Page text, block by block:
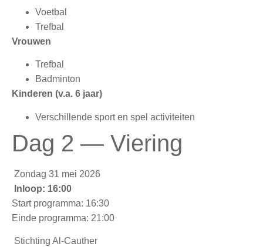
Voetbal
Trefbal
Vrouwen
Trefbal
Badminton
Kinderen (v.a. 6 jaar)
Verschillende sport en spel activiteiten
Dag 2 — Viering
Zondag 31 mei 2026
Inloop: 16:00
Start programma: 16:30
Einde programma: 21:00
Stichting Al-Cauther